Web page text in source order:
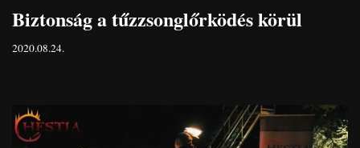
Biztonság a tűzzsonglőrködés körül
2020.08.24.